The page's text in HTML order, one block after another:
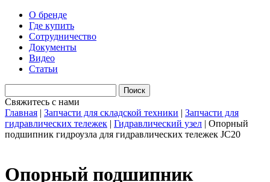
О бренде
Где купить
Сотрудничество
Документы
Видео
Статьи
Свяжитесь с нами
Главная | Запчасти для складской техники | Запчасти для
гидравлических тележек | Гидравлический узел | Опорный
подшипник гидроузла для гидравлических тележек JC20
Опорный подшипник